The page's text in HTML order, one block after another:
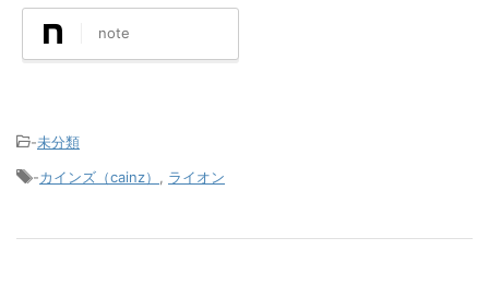
note
-未分類
-カインズ（cainz） ライオン